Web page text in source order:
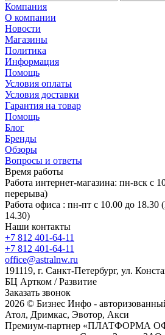
Компания
О компании
Новости
Магазины
Политика
Информация
Помощь
Условия оплаты
Условия доставки
Гарантия на товар
Помощь
Блог
Бренды
Обзоры
Вопросы и ответы
Время работы
Работа интернет-магазина: пн-вск с
перерыва)
Работа офиса : пн-пт с 10.00 до 18.30
14.30)
Наши контакты
+7 812 401-64-11
+7 812 401-64-11
office@astralnw.ru
191119, г. Санкт-Петербург, ул.
БЦ Артком / Развитие
Заказать звонок
2026 © Бизнес Инфо -
Атол, Дримкас, Эвотор, Акси
Премиум-партнер «ПЛАТФОРМА